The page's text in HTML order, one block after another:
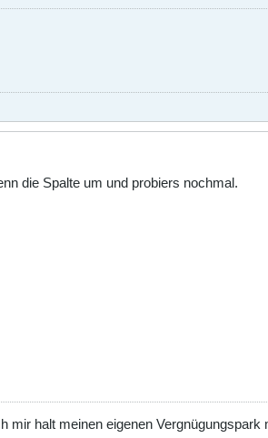
die Spalte um und probiers nochmal.
mir halt meinen eigenen